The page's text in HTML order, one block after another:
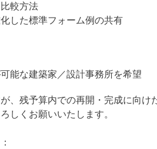
較方法
した標準フォーム例の共有
能な建築家／設計事務所を希望
、残予算内での再開・完成に向け
しくお願いいたします。